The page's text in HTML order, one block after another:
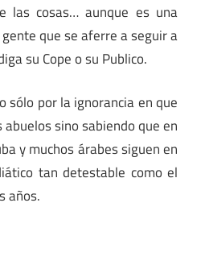
las cosas… aunque es una
que se aferre a seguir a
su Cope o su Publico.
sólo por la ignorancia en que
sino sabiendo que en
y muchos árabes siguen en
tan detestable como el
años.